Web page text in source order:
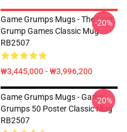
Game Grumps Mugs - The Last
Grump Games Classic Mug
RB2507
₩3,445,000 - ₩3,996,200
-20%
Game Grumps Mugs - Game
Grumps 50 Poster Classic Mug
RB2507
-20%